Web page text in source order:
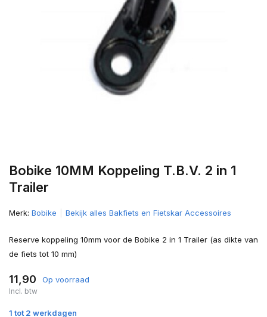
Bobike 10MM Koppeling T.B.V. 2 in 1
Trailer
Merk: Bobike Bekijk alles Bakfiets en Fietskar Accessoires
Reserve koppeling 10mm voor de Bobike 2 in 1 Trailer (as dikte van
de fiets tot 10 mm)
11,90 Op voorraad
Incl. btw
1 tot 2 werkdagen